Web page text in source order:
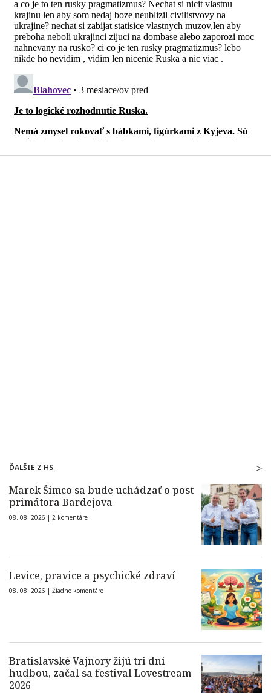
ĎALŠIE Z HS
Marek Šimco sa bude uchádzať o post
primátora Bardejova
08. 08. 2026 | 2 komentáre
Levice, pravice a psychické zdraví
08. 08. 2026 | Žiadne komentáre
Bratislavské Vajnory žijú tri dni
hudbou, začal sa festival Lovestream
2026